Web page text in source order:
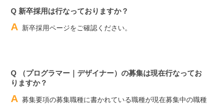
Q 新卒採用は行なっておりますか？
A 新卒採用ページをご確認ください。
Q （プログラマー｜デザイナー）の募集は現在行なってお
りますか？
A 募集要項の募集職種に書かれている職種が現在募集中の職種